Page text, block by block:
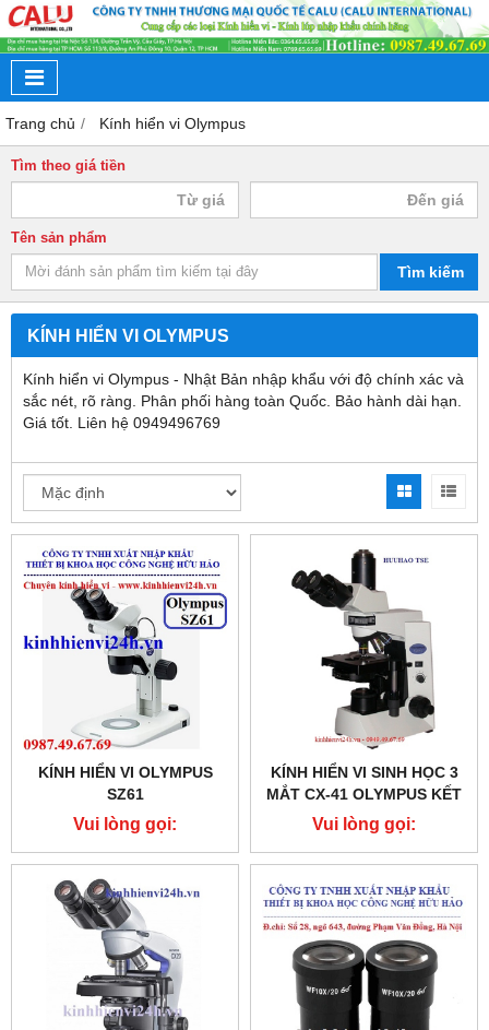
Trang chủ Kính hiển vi Olympus
Tìm theo giá tiền
Tên sản phẩm
Tìm kiếm
KÍNH HIỂN VI OLYMPUS
Kính hiển vi Olympus - Nhật Bản nhập khẩu với độ chính xác và
sắc nét, rõ ràng. Phân phối hàng toàn Quốc. Bảo hành dài hạn.
Giá tốt. Liên hệ 0949496769
KÍNH HIỂN VI OLYMPUS
SZ61
Vui lòng gọi:
0987.49.67.69
KÍNH HIỂN VI SINH HỌC 3
MẮT CX-41 OLYMPUS KẾT
NỐI MÁY ẢNH KỸ THUẬT
SỐ
Vui lòng gọi:
0987.49.67.69